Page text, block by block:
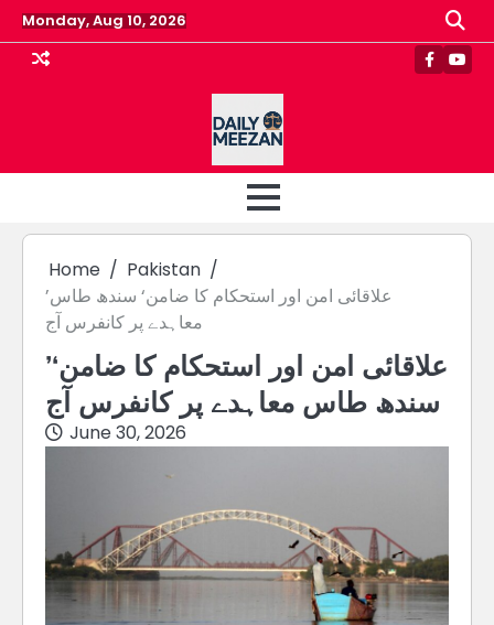
Skip
to
content
Monday, Aug 10, 2026
Home
Pakistan
’علاقائی امن اور استحکام کا ضامن‘ سندھ طاس
معاہدے پر کانفرس آج
’علاقائی امن اور استحکام کا ضامن‘
سندھ طاس معاہدے پر کانفرس آج
June 30, 2026